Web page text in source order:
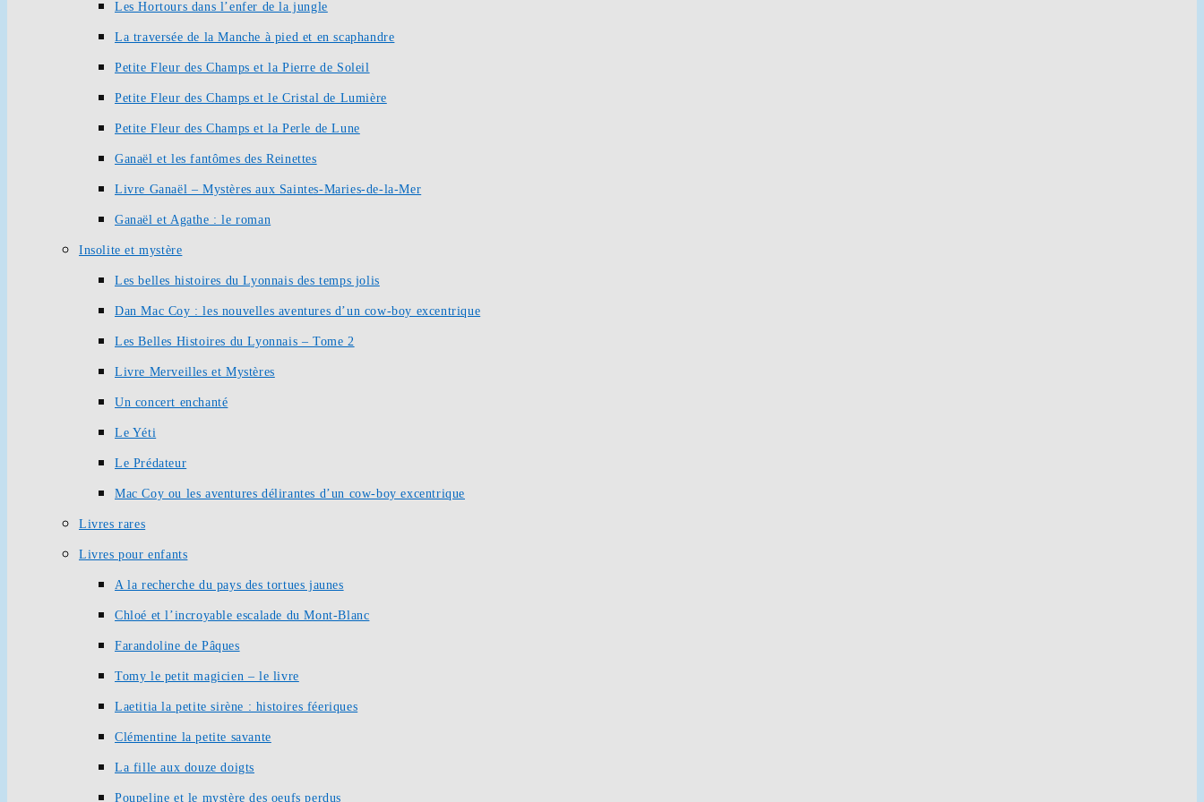
Les Hortours dans l’enfer de la jungle
La traversée de la Manche à pied et en scaphandre
Petite Fleur des Champs et la Pierre de Soleil
Petite Fleur des Champs et le Cristal de Lumière
Petite Fleur des Champs et la Perle de Lune
Ganaël et les fantômes des Reinettes
Livre Ganaël – Mystères aux Saintes-Maries-de-la-Mer
Ganaël et Agathe : le roman
Insolite et mystère
Les belles histoires du Lyonnais des temps jolis
Dan Mac Coy : les nouvelles aventures d’un cow-boy excentrique
Les Belles Histoires du Lyonnais – Tome 2
Livre Merveilles et Mystères
Un concert enchanté
Le Yéti
Le Prédateur
Mac Coy ou les aventures délirantes d’un cow-boy excentrique
Livres rares
Livres pour enfants
A la recherche du pays des tortues jaunes
Chloé et l’incroyable escalade du Mont-Blanc
Farandoline de Pâques
Tomy le petit magicien – le livre
Laetitia la petite sirène : histoires féeriques
Clémentine la petite savante
La fille aux douze doigts
Poupeline et le mystère des oeufs perdus